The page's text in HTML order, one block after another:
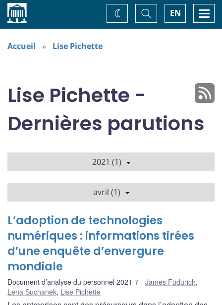
Accueil EN
Basculer
la
recherche
Changez
de
Accueil Lise Pichette
Lise Pichette -
Dernières parutions
2021 (1)
avril (1)
L’adoption de technologies
numériques : informations tirées
d’une enquête d’envergure
mondiale
Document d’analyse du personnel 2021-7 James Fudurich,
Lena Suchanek, Lise Pichette